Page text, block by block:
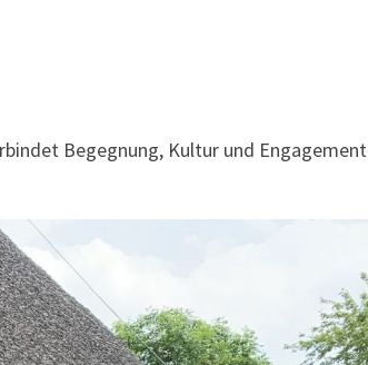
Begegnung, Kultur und Engagement